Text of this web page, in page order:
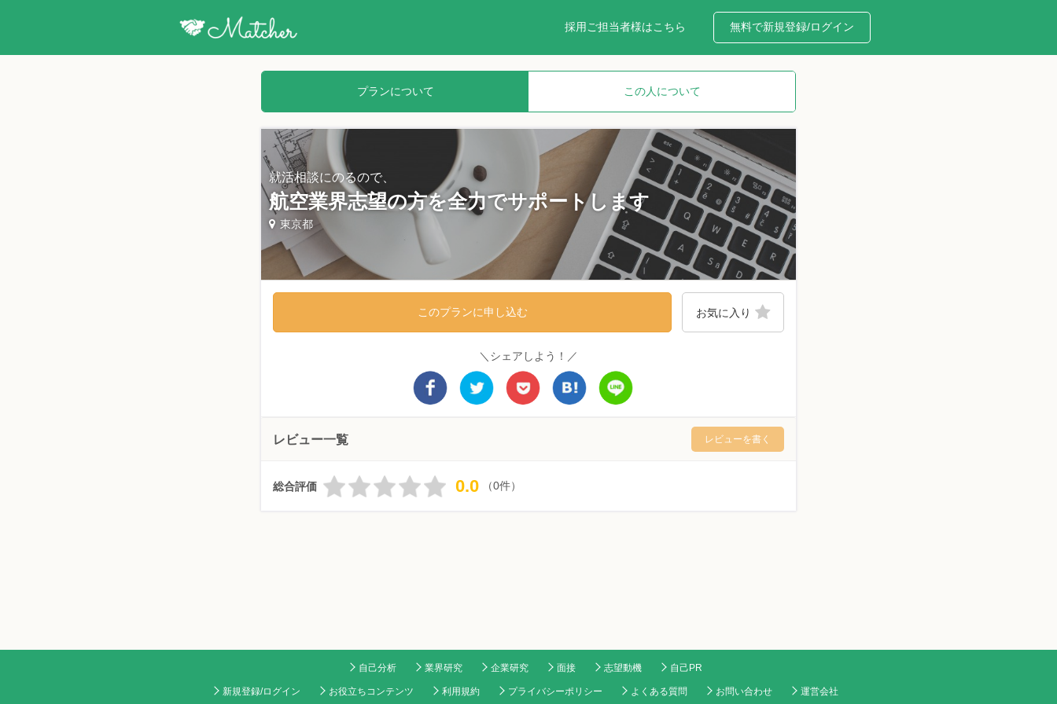
無料で新規登録/ログイン
採用ご担当者様はこちら
プランについて この人について
就活相談にのるので、
航空業界志望の方を全力でサポートします
東京都
このプランに申し込む お気に入り
＼シェアしよう！／
レビュー一覧 レビューを書く
総合評価 0.0 （0件）
自己分析 業界研究 企業研究 面接 志望動機 自己PR
新規登録/ログイン お役立ちコンテンツ 利用規約 プライバシーポリシー よくある質問 お問い合わせ 運営会社